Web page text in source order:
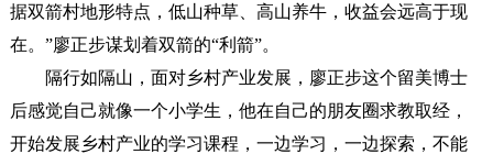
据双箭村地形特点，低山种草、高山养牛，收益会远高于现
在。”廖正步谋划着双箭的“利箭”。
隔行如隔山，面对乡村产业发展，廖正步这个留美博士
后感觉自己就像一个小学生，他在自己的朋友圈求教取经，
开始发展乡村产业的学习课程，一边学习，一边探索，不能